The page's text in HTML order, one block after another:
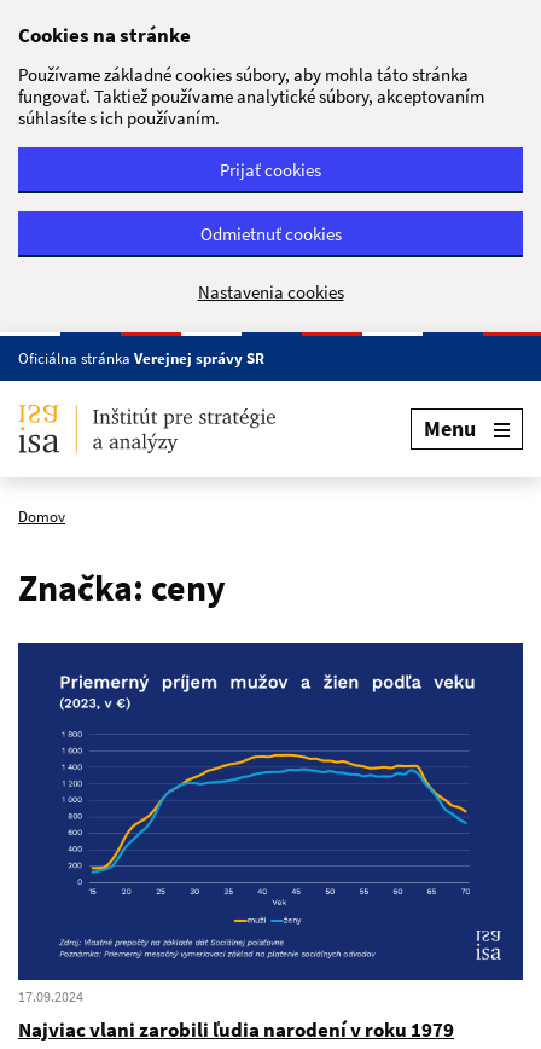
Preskočiť na hlavný obsah
Cookies na stránke
Používame základné cookies súbory, aby mohla táto stránka
fungovať. Taktiež používame analytické súbory, akceptovaním
súhlasíte s ich používaním.
Prijať cookies
Odmietnuť cookies
Nastavenia cookies
Oficiálna stránka Verejnej správy SR
Menu
Domov
Značka: ceny
17.09.2024
Najviac vlani zarobili ľudia narodení v roku 1979